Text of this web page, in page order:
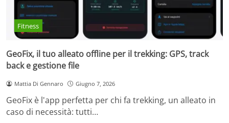
Fitness
GeoFix, il tuo alleato offline per il trekking: GPS, track
back e gestione file
Mattia Di Gennaro Giugno 7, 2026
GeoFix è l'app perfetta per chi fa trekking, un alleato in
caso di necessità: tutti…